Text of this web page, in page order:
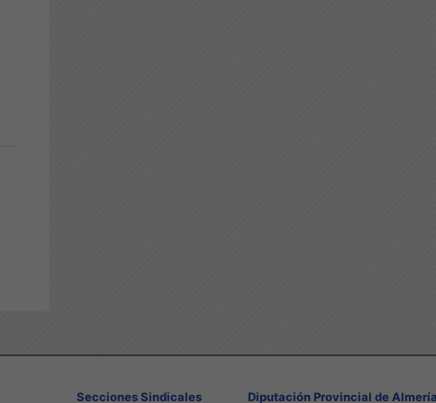
Secciones Sindicales Diputación Provincial de